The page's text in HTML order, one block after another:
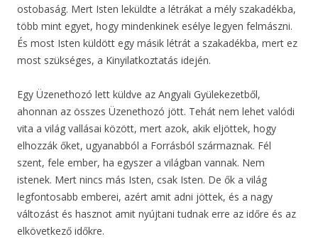
ostobaság. Mert Isten leküldte a létrákat a mély szakadékba,
több mint egyet, hogy mindenkinek esélye legyen felmászni.
És most Isten küldött egy másik létrát a szakadékba, mert ez
most szükséges, a Kinyilatkoztatás idején.
Egy Üzenethozó lett küldve az Angyali Gyülekezetből,
ahonnan az összes Üzenethozó jött. Tehát nem lehet valódi
vita a világ vallásai között, mert azok, akik eljöttek, hogy
elhozzák őket, ugyanabból a Forrásból származnak. Fél
szent, fele ember, ha egyszer a világban vannak. Nem
istenek. Mert nincs más Isten, csak Isten. De ők a világ
legfontosabb emberei, azért amit adni jöttek, és a nagy
változást és hasznot amit nyújtani tudnak erre az időre és az
elkövetkező időkre.